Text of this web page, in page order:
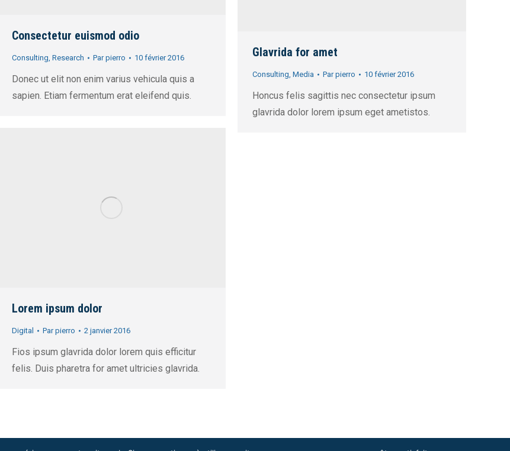
Consectetur euismod odio
Consulting, Research Parpierro 10 février 2016
Donec ut elit non enim varius vehicula quis a
sapien. Etiam fermentum erat eleifend quis.
Glavrida for amet
Consulting, Media Parpierro 10 février 2016
Honcus felis sagittis nec consectetur ipsum
glavrida dolor lorem ipsum eget ametistos.
Lorem ipsum dolor
Digital Parpierro 2 janvier 2016
Fios ipsum glavrida dolor lorem quis efficitur
felis. Duis pharetra for amet ultricies glavrida.